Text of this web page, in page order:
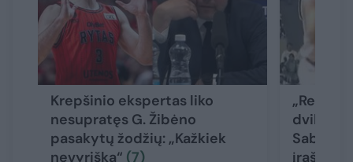
Krepšinio ekspertas liko
nesupratęs G. Žibėno
pasakytų žodžių: „Kažkiek
nevyriška“ (7)
„Real“
Sabonio
įrašas